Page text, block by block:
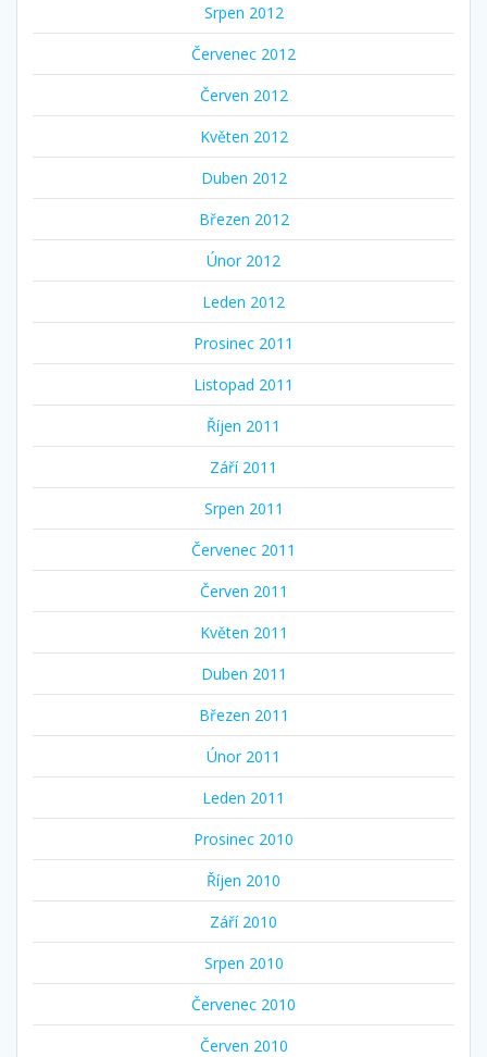
Srpen 2012
Červenec 2012
Červen 2012
Květen 2012
Duben 2012
Březen 2012
Únor 2012
Leden 2012
Prosinec 2011
Listopad 2011
Říjen 2011
Září 2011
Srpen 2011
Červenec 2011
Červen 2011
Květen 2011
Duben 2011
Březen 2011
Únor 2011
Leden 2011
Prosinec 2010
Říjen 2010
Září 2010
Srpen 2010
Červenec 2010
Červen 2010